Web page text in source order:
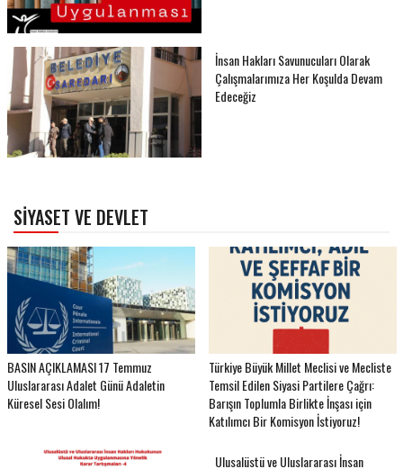
İnsan Hakları Savunucuları Olarak
Çalışmalarımıza Her Koşulda Devam
Edeceğiz
SIYASET VE DEVLET
BASIN AÇIKLAMASI 17 Temmuz
Uluslararası Adalet Günü Adaletin
Küresel Sesi Olalım!
Türkiye Büyük Millet Meclisi ve Mecliste
Temsil Edilen Siyasi Partilere Çağrı:
Barışın Toplumla Birlikte İnşası için
Katılımcı Bir Komisyon İstiyoruz!
Ulusalüstü ve Uluslararası İnsan